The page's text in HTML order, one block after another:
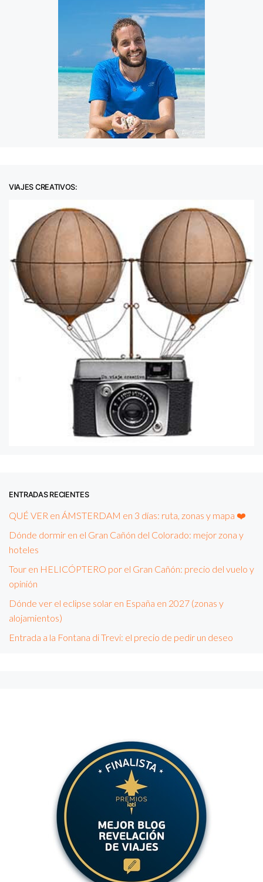
VIAJES CREATIVOS:
ENTRADAS RECIENTES
QUÉ VER en ÁMSTERDAM en 3 días: ruta, zonas y mapa ❤️
Dónde dormir en el Gran Cañón del Colorado: mejor zona y
hoteles
Tour en HELICÓPTERO por el Gran Cañón: precio del vuelo y
opinión
Dónde ver el eclipse solar en España en 2027 (zonas y
alojamientos)
Entrada a la Fontana di Trevi: el precio de pedir un deseo